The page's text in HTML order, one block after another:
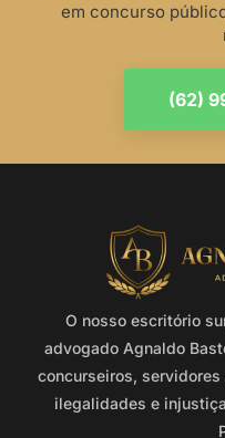
em concurso
(62)
O nosso escritório
advogado Agnaldo
concurseiros,
ilegalidades e